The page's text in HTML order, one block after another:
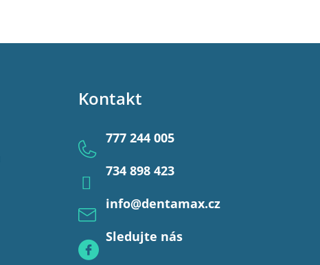
Kontakt
info@dentamax.cz
777 244 005
734 898 423
Sledujte nás